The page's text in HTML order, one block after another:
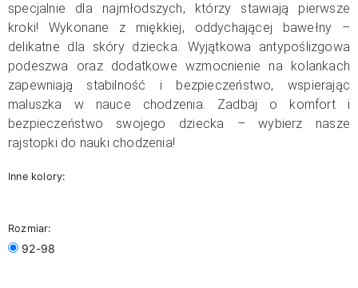
specjalnie dla najmłodszych, którzy stawiają pierwsze
kroki! Wykonane z miękkiej, oddychającej bawełny –
delikatne dla skóry dziecka. Wyjątkowa antypoślizgowa
podeszwa oraz dodatkowe wzmocnienie na kolankach
zapewniają stabilność i bezpieczeństwo, wspierając
maluszka w nauce chodzenia. Zadbaj o komfort i
bezpieczeństwo swojego dziecka – wybierz nasze
rajstopki do nauki chodzenia!
Inne kolory:
Rozmiar:
92-98